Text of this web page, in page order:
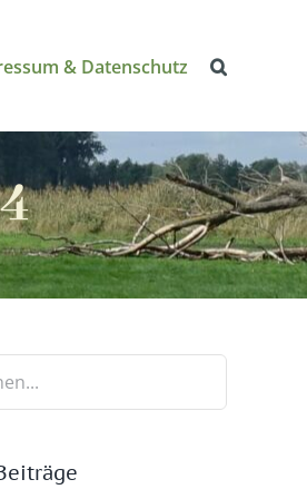
& Datenschutz